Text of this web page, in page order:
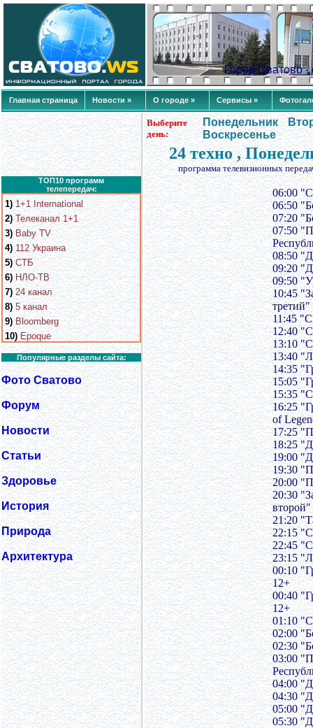
Город Сватово
Главная страница Новости » О городе » Сервисы »
ТОП10 программ
телепередач:
1) 1+1 International
2) Телеканал 1+1
3) Baby TV
4) 112 Украина
5) СТБ
6) НЛО-ТВ
7) 24 канал
8) 5 канал
9) Bloomberg
10) Epoque
Популярные разделы сайта:
Фото Сватово
Форум
Новости
Статьи
Здоровье
История
Природа
Архитектура
Выберите
день:
Понедельник
Воскресенье
24 техно ,
программа телевизионных
06:00
06:50
07:20
07:50
08:50
09:20
09:50
10:45
третий"
11:45
12:40
13:10
13:40
14:35
15:05
15:35
16:25
of
17:25
18:25
19:00
19:30
20:00
20:30
второй"
21:20
22:15
22:45
23:15
00:10
12+
00:40
12+
01:10
02:00
02:30
03:00
04:00
04:30
05:00
05:30